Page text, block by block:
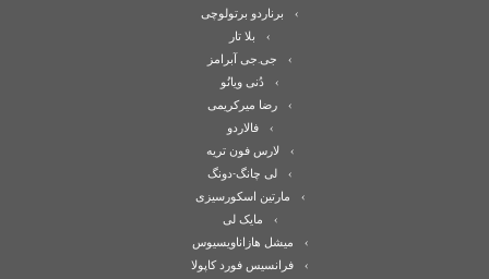
برناردو برتولوچی
بلا تار
جی.جی آبرامز
دُنی ویانُو
رضا میرکریمی
فالاردو
لارس فون تریه
لی چانگ-دونگ
مارتین اسکورسیزی
مایک لی
میشل هازاناویسیوس
فرانسیس فورد کاپولا